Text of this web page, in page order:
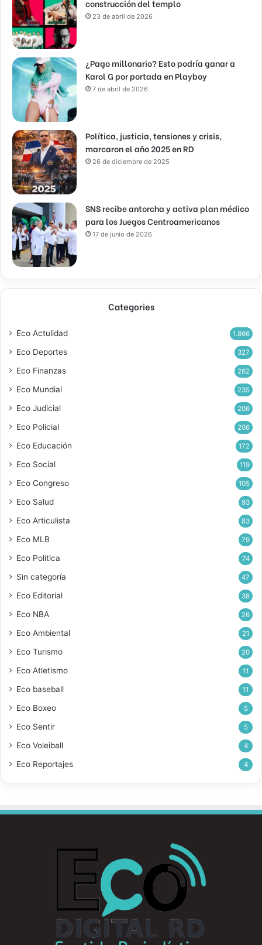
construcción del templo
23 de abril de 2026
¿Pago millonario? Esto podría ganar a
Karol G por portada en Playboy
7 de abril de 2026
Política, justicia, tensiones y crisis,
marcaron el año 2025 en RD
26 de diciembre de 2025
SNS recibe antorcha y activa plan médico
para los Juegos Centroamericanos
17 de junio de 2026
Categories
Eco Actulidad 1.866
Eco Deportes 327
Eco Finanzas 262
Eco Mundial 235
Eco Judicial 206
Eco Policial 206
Eco Educación 172
Eco Social 119
Eco Congreso 105
Eco Salud 93
Eco Articulista 83
Eco MLB 79
Eco Política 74
Sin categoría 47
Eco Editorial 38
Eco NBA 26
Eco Ambiental 21
Eco Turismo 20
Eco Atletismo 11
Eco baseball 11
Eco Boxeo 5
Eco Sentir 5
Eco Voleiball 4
Eco Reportajes 4